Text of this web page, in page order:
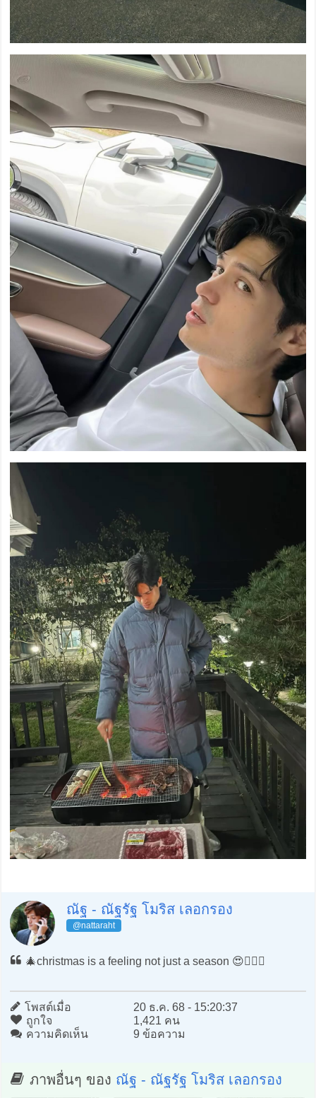
ณัฐ - ณัฐรัฐ โมริส เลอกรอง
@nattaraht
🎄christmas is a feeling not just a season 😍🤷🏻‍♂️
โพสต์เมื่อ
20 ธ.ค. 68 - 15:20:37
ถูกใจ
1,421 คน
ความคิดเห็น
9 ข้อความ
ภาพอื่นๆ ของ ณัฐ - ณัฐรัฐ โมริส เลอกรอง